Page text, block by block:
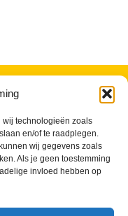
wij technologieën zoals
en/of te raadplegen.
wij gegevens zoals
Als je geen toestemming
invloed hebben op